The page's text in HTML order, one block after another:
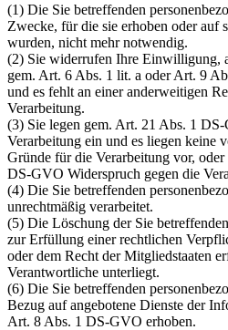
(1) Die Sie betreffenden
Zwecke, für die sie erhoben oder auf
wurden, nicht mehr notwendig.
(2) Sie widerrufen Ihre Einwilligung,
gem. Art. 6 Abs. 1 lit. a oder Art. 9
und es fehlt an einer anderweitigen
Verarbeitung.
(3) Sie legen gem. Art. 21 Abs. 1
Verarbeitung ein und es liegen keine
Gründe für die Verarbeitung vor,
DS-GVO Widerspruch gegen die
(4) Die Sie betreffenden
unrechtmäßig verarbeitet.
(5) Die Löschung der Sie
zur Erfüllung einer rechtlichen
oder dem Recht der Mitgliedstaaten
Verantwortliche unterliegt.
(6) Die Sie betreffenden
Bezug auf angebotene Dienste der
Art. 8 Abs. 1 DS-GVO erhoben.